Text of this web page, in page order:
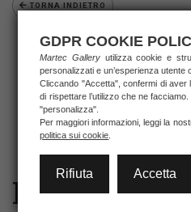
TORNA INDIETRO
Home
Opere d'arte
Grafica d'autore
Fathi Hassan
FATHI HASSAN - "CAMPO DI
Fathi
GDPR COOKIE
Martec Gallery utilizza cookie e
personalizzati e un’esperienza utente
Cliccando "Accetta", confermi di aver
di rispettare l’utilizzo che ne
"personalizza".
Per maggiori informazioni, leggi la
politica sui cookie
Rifiuta Accetta